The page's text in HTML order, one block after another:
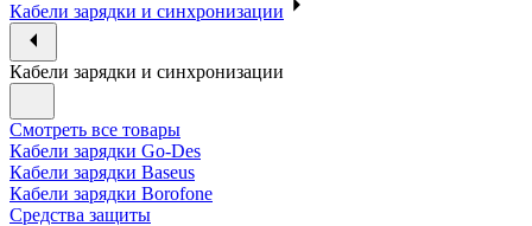
Кабели зарядки и синхронизации
Кабели зарядки и синхронизации
Смотреть все товары
Кабели зарядки Go-Des
Кабели зарядки Baseus
Кабели зарядки Borofone
Средства защиты